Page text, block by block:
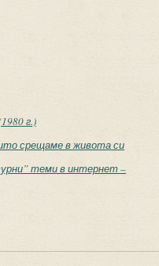
г.)
срещаме в живота си
теми в интернет –